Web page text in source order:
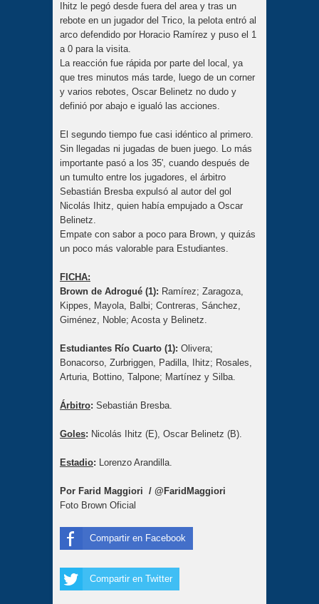
Ihitz le pegó desde fuera del area y tras un
rebote en un jugador del Trico, la pelota entró al
arco defendido por Horacio Ramírez y puso el 1
a 0 para la visita.
La reacción fue rápida por parte del local, ya
que tres minutos más tarde, luego de un corner
y varios rebotes, Oscar Belinetz no dudo y
definió por abajo e igualó las acciones.
El segundo tiempo fue casi idéntico al primero.
Sin llegadas ni jugadas de buen juego. Lo más
importante pasó a los 35', cuando después de
un tumulto entre los jugadores, el árbitro
Sebastián Bresba expulsó al autor del gol
Nicolás Ihitz, quien había empujado a Oscar
Belinetz.
Empate con sabor a poco para Brown, y quizás
un poco más valorable para Estudiantes.
FICHA:
Brown de Adrogué (1): Ramírez; Zaragoza,
Kippes, Mayola, Balbi; Contreras, Sánchez,
Giménez, Noble; Acosta y Belinetz.
Estudiantes Río Cuarto (1): Olivera;
Bonacorso, Zurbriggen, Padilla, Ihitz; Rosales,
Arturia, Bottino, Talpone; Martínez y Silba.
Árbitro: Sebastián Bresba.
Goles: Nicolás Ihitz (E), Oscar Belinetz (B).
Estadio: Lorenzo Arandilla.
Por Farid Maggiori / @FaridMaggiori
Foto Brown Oficial
Compartir en Facebook
Compartir en Twitter